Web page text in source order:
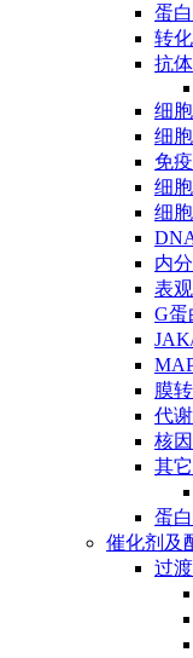
蛋
转
抗
细
细
免
细
细
内
表
G蛋
膜
代
核
其
蛋
催化剂及
过